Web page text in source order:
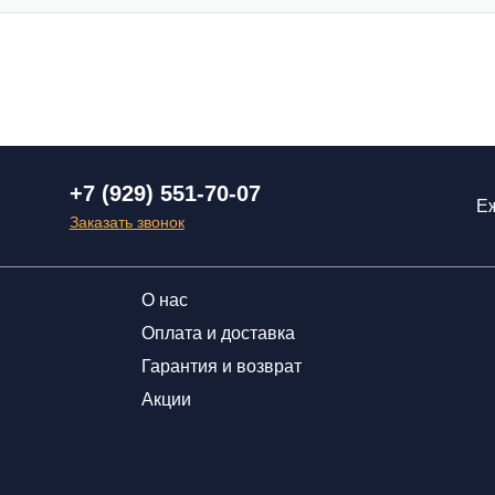
+7 (929) 551-70-07
Заказать звонок
О нас
Оплата и доставка
Гарантия и возврат
Акции